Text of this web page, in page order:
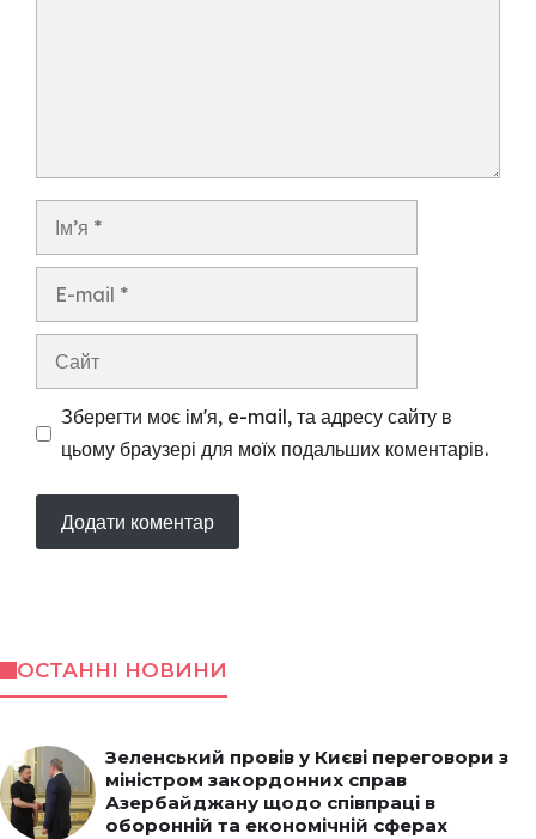
Ім’я
Сайт
Зберегти моє ім'я, e-mail, та адресу сайту в
цьому браузері для моїх подальших коментарів.
ОСТАННІ НОВИНИ
Зеленський провів у Києві переговори з
міністром закордонних справ
Азербайджану щодо співпраці в
оборонній та економічній сферах